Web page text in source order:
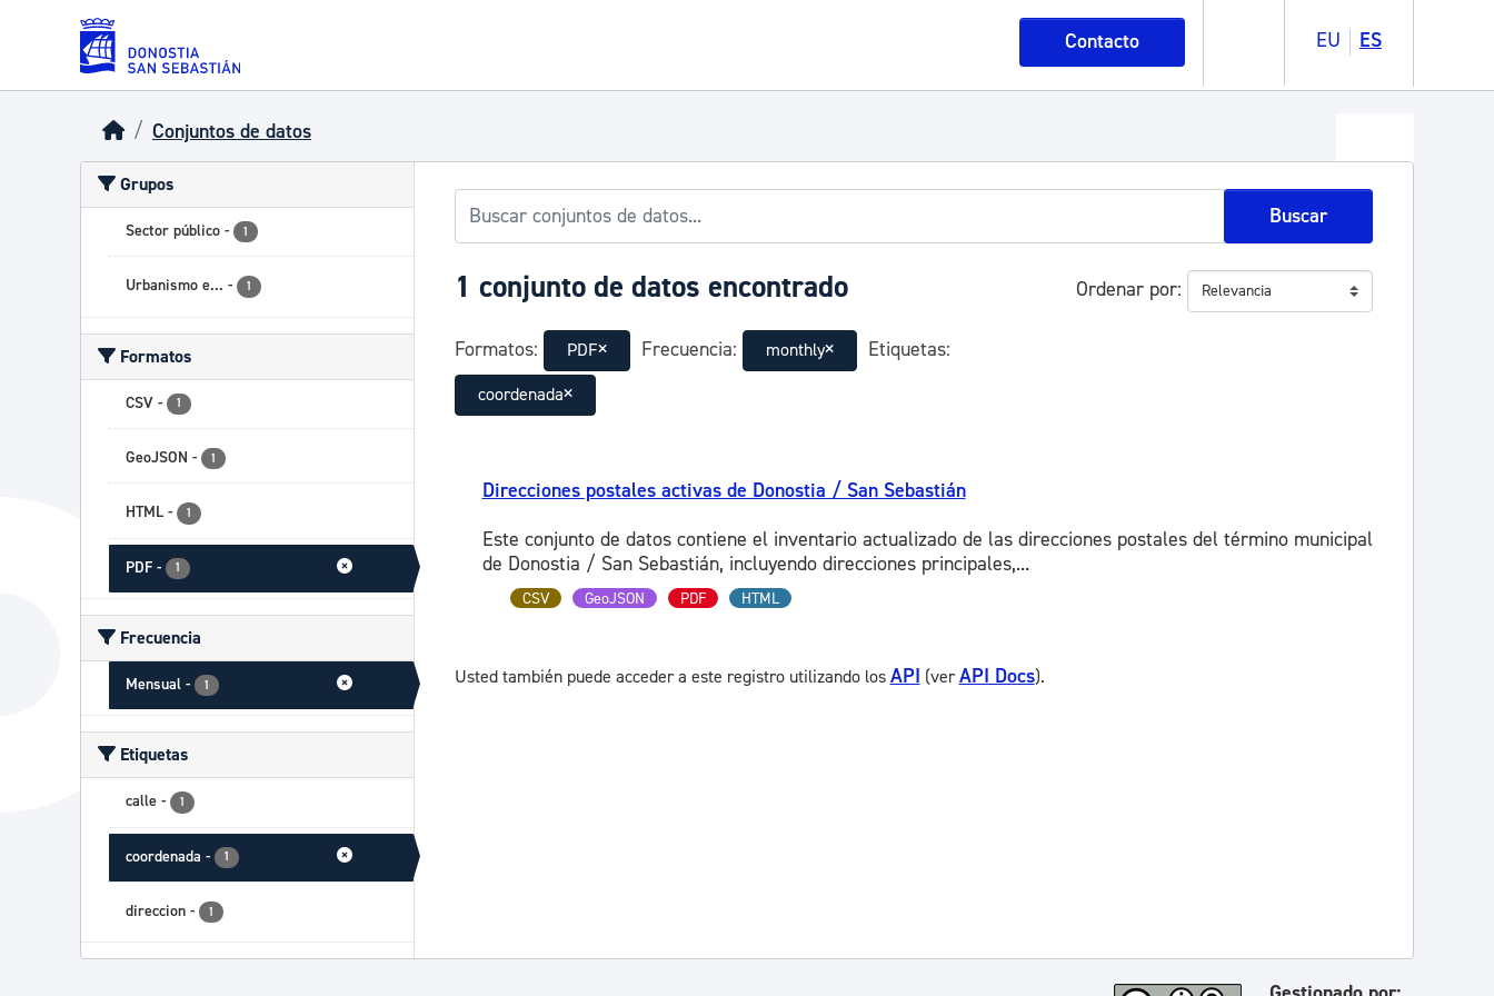
Skip to main content
Contacto
EU ES
Conjuntos de datos
Grupos
Sector público - 1
Urbanismo e... - 1
Formatos
CSV - 1
GeoJSON - 1
HTML - 1
PDF - 1
Frecuencia
Mensual - 1
Etiquetas
calle - 1
coordenada - 1
direccion - 1
Buscar
Ordenar por
1 conjunto de datos encontrado
Formatos: PDF Frecuencia: monthly Etiquetas:
coordenada
Direcciones postales activas de Donostia / San Sebastián
Este conjunto de datos contiene el inventario actualizado de las direcciones postales del término municipal
de Donostia / San Sebastián, incluyendo direcciones principales,...
CSV GeoJSON PDF HTML
Usted también puede acceder a este registro utilizando los API (verAPI Docs).